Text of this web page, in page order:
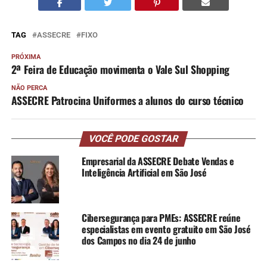
TAG ASSECRE FIXO
PRÓXIMA
2ª Feira de Educação movimenta o Vale Sul Shopping
NÃO PERCA
ASSECRE Patrocina Uniformes a alunos do curso técnico
VOCÊ PODE GOSTAR
Empresarial da ASSECRE Debate Vendas e
Inteligência Artificial em São José
Cibersegurança para PMEs: ASSECRE reúne
especialistas em evento gratuito em São José
dos Campos no dia 24 de junho